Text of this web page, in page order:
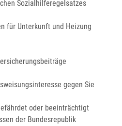
Sozialhilferegelsatzes
für Unterkunft und Heizung
gegen Sie
oder beeinträchtigt
der Bundesrepublik